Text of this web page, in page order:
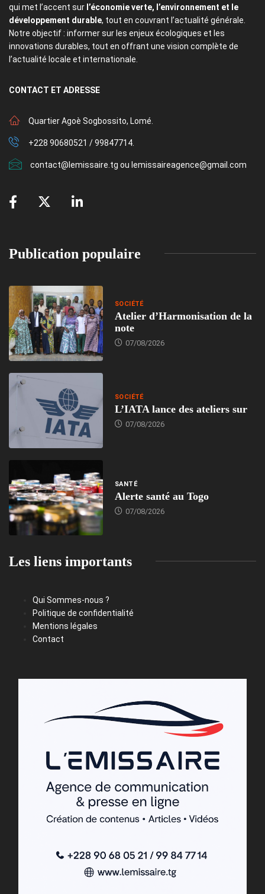
qui met l’accent sur l’économie verte, l’environnement et le
développement durable, tout en couvrant l’actualité générale.
Notre objectif : informer sur les enjeux écologiques et les
innovations durables, tout en offrant une vision complète de
l’actualité locale et internationale.
CONTACT ET ADRESSE
Quartier Agoè Sogbossito, Lomé.
+228 90680521 / 99847714.
contact@lemissaire.tg ou lemissaireagence@gmail.com
Publication populaire
SOCIÉTÉ
Atelier d’Harmonisation de la
note
07/08/2026
SOCIÉTÉ
L’IATA lance des ateliers sur
07/08/2026
SANTÉ
Alerte santé au Togo
07/08/2026
Les liens importants
Qui Sommes-nous ?
Politique de confidentialité
Mentions légales
Contact